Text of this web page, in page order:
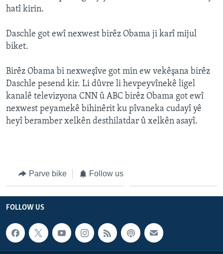
ROJHILATA NAVÎN
ÇAND Û HUNER
SORANÎ
Learning English
Zimanên Din
hatî kirin.
Daschle got ewî nexwest birêz Obama ji karî mijul
biket.
Birêz Obama bi nexweşîve got min ew vekêşana birêz
Daschle pesend kir. Li dûvre li hevpeyvînekê ligel
kanalê televizyona CNN û ABC birêz Obama got ewî
nexwest peyamekê bihinêrit ku pîvaneka cudayî yê
heyî beramber xelkên desthilatdar û xelkên asayî.
Parve bike Follow us
FOLLOW US